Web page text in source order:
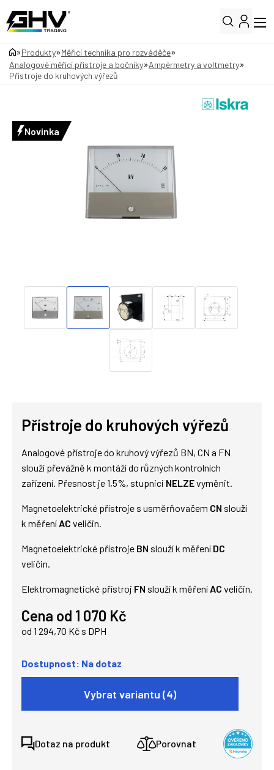
»Produkty»Měřicí technika pro rozváděče»
Analogové měřicí přístroje a bočníky»Ampérmetry a voltmetry»
Přístroje do kruhových výřezů
Novinka
Přístroje do kruhových výřezů
Analogové přístroje do kruhový výřezů BN, CN a FN
slouží převážně k montáží do různých kontrolních
zařízení. Přesnost je 1,5%, stupnici NELZEvyměnit.
Magnetoelektrické přístroje s usměrňovačem CN slouží
k měření AC veličin.
Magnetoelektrické přístroje BN slouží k měření DC
veličin.
Elektromagnetické přístroj FN slouží k měření AC veličin.
Cena od 1 070 Kč
od 1 294,70 Kč s DPH
Dostupnost: Na dotaz
Vybrat variantu (4)
Dotaz na produkt Porovnat